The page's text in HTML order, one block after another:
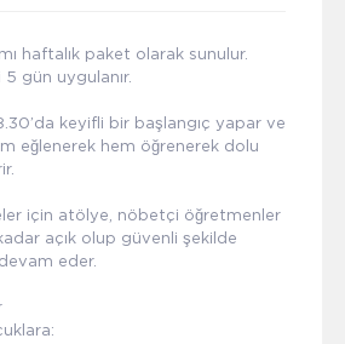
haftalık paket olarak sunulur.
gün uygulanır.
keyifli bir başlangıç yapar ve
eğlenerek hem öğrenerek dolu
için atölye, nöbetçi öğretmenler
açık olup güvenli şekilde
eder.